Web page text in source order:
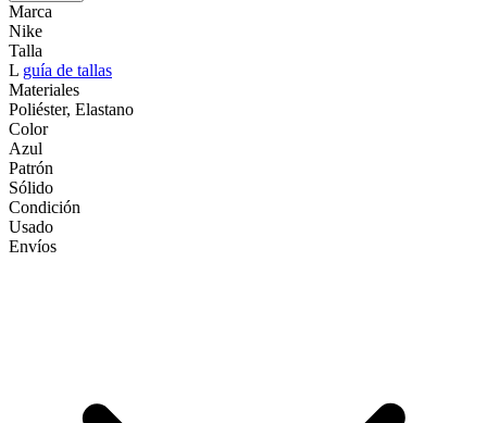
Marca
Nike
Talla
L guía de tallas
Materiales
Poliéster, Elastano
Color
Azul
Patrón
Sólido
Condición
Usado
Envíos